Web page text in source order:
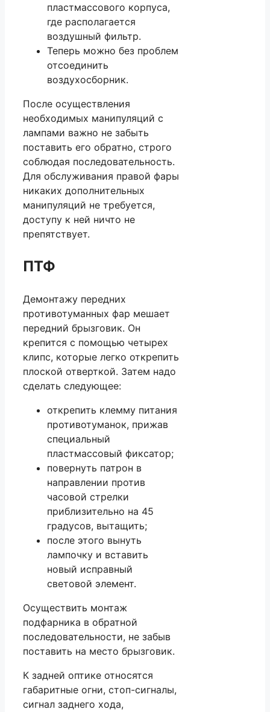
пластмассового корпуса,
где располагается
воздушный фильтр.
Теперь можно без проблем
отсоединить
воздухосборник.
После осуществления
необходимых манипуляций с
лампами важно не забыть
поставить его обратно, строго
соблюдая последовательность.
Для обслуживания правой фары
никаких дополнительных
манипуляций не требуется,
доступу к ней ничто не
препятствует.
ПТФ
Демонтажу передних
противотуманных фар мешает
передний брызговик. Он
крепится с помощью четырех
клипс, которые легко открепить
плоской отверткой. Затем надо
сделать следующее:
открепить клемму питания
противотуманок, прижав
специальный
пластмассовый фиксатор;
повернуть патрон в
направлении против
часовой стрелки
приблизительно на 45
градусов, вытащить;
после этого вынуть
лампочку и вставить
новый исправный
световой элемент.
Осуществить монтаж
подфарника в обратной
последовательности, не забыв
поставить на место брызговик.
К задней оптике относятся
габаритные огни, стоп-сигналы,
сигнал заднего хода,